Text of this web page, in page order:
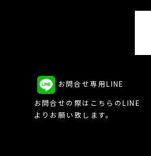
お問合せ専用LINE
お問合せの際はこちらのLINE
よりお願い致します。